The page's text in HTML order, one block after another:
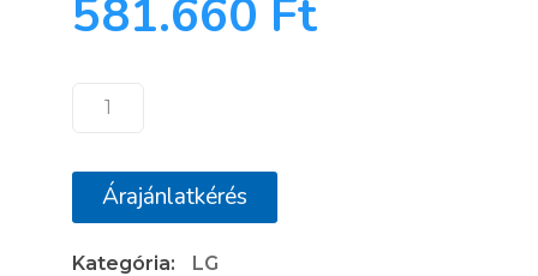
581.660 Ft
KAZETTÁS
KLÍMABERENDEZÉS
Árajánlatkérés
Kategória: LG